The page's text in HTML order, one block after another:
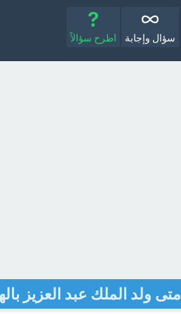
سؤال وإجابة اطرح سؤالاً
متى ولد الملك عبد العزيز